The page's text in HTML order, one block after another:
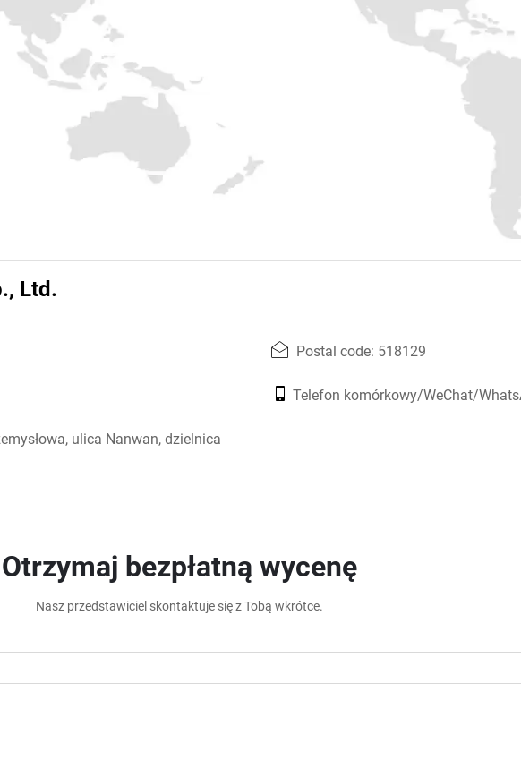
Ltd.
Postal code: 518129
Telefon komórkowy/WeChat/
ulica Nanwan, dzielnica
Otrzymaj bezpłatną wycenę
Nasz przedstawiciel skontaktuje się z Tobą wkrótce.